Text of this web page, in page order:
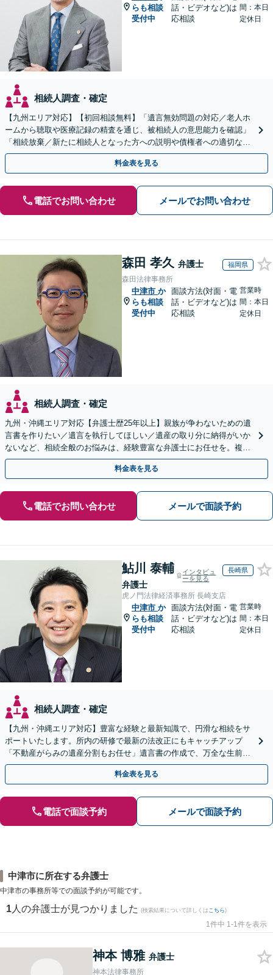
らも相談
受付中
話・ビデオなど)は
応相談
間：本日
定休日
相続人調査・確定
【九州エリア対応】【初回相談無料】「遺言無効問題の対応／老人ホ
ームから聴取や医療記録の精査を通じ、被相続人の意思能力を確認」
「相続放棄／新たに相続人となった方への説明や債権者への適切な対
応まで、きめ細やかにサポート」【休日・夜間相談可】
料金表を見る
電話でお問い合わせ メールでお問い合わせ
森田 孝久 弁護士 福岡県
森田法律事務所
中津市 か
らも相談
受付中
面談方法(対面・電
話・ビデオなど)は
応相談
営業時
間：本日
定休日
相続人調査・確定
九州・沖縄エリア対応【弁護士歴25年以上】親族が争わないための遺
言書を作りたい／遺言を執行してほしい／遺産の取り分に納得がいか
ないなど、相続全般のお悩みは、経験豊富な弁護士にお任せを。複雑
な問題も粘り強く対応し、解決に導きます。
料金表を見る
電話でお問い合わせ メールで面談予約
鮎川 泰輔
弁護士
インタビュ
ーを見る
長崎県
虎ノ門法律経済事務所 長崎支店
中津市 か
らも相談
受付中
面談方法(対面・電
話・ビデオなど)は
応相談
営業時
間：本日
定休日
相続人調査・確定
【九州・沖縄エリア対応】豊富な経験と最新知識で、円滑な相続をサ
ポートいたします。所内の研修で最新の法改正にもキャッチアップ
「不動産がらみの遺産分割もお任せ」遺言書の作成で、万全な生前対
策をおこないましょう【夜間・休日面談可】
料金表を見る
電話で面談予約 メールで面談予約
中津市に所在する弁護士
中津市の事務所等での面談予約が可能です。
1 人の弁護士が見つかりました (検索結果について詳しくは こちら)
1件中 1-1件を表示
神本 博雅 弁護士
神本法律事務所